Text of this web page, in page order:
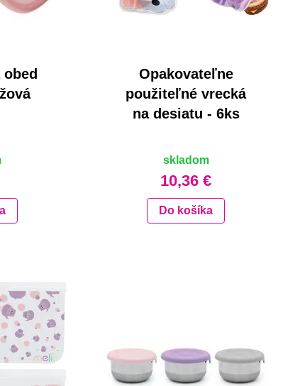
Opakovateľne
použiteľné vrecká
na desiatu - 6ks
skladom
10,36 €
Do košíka